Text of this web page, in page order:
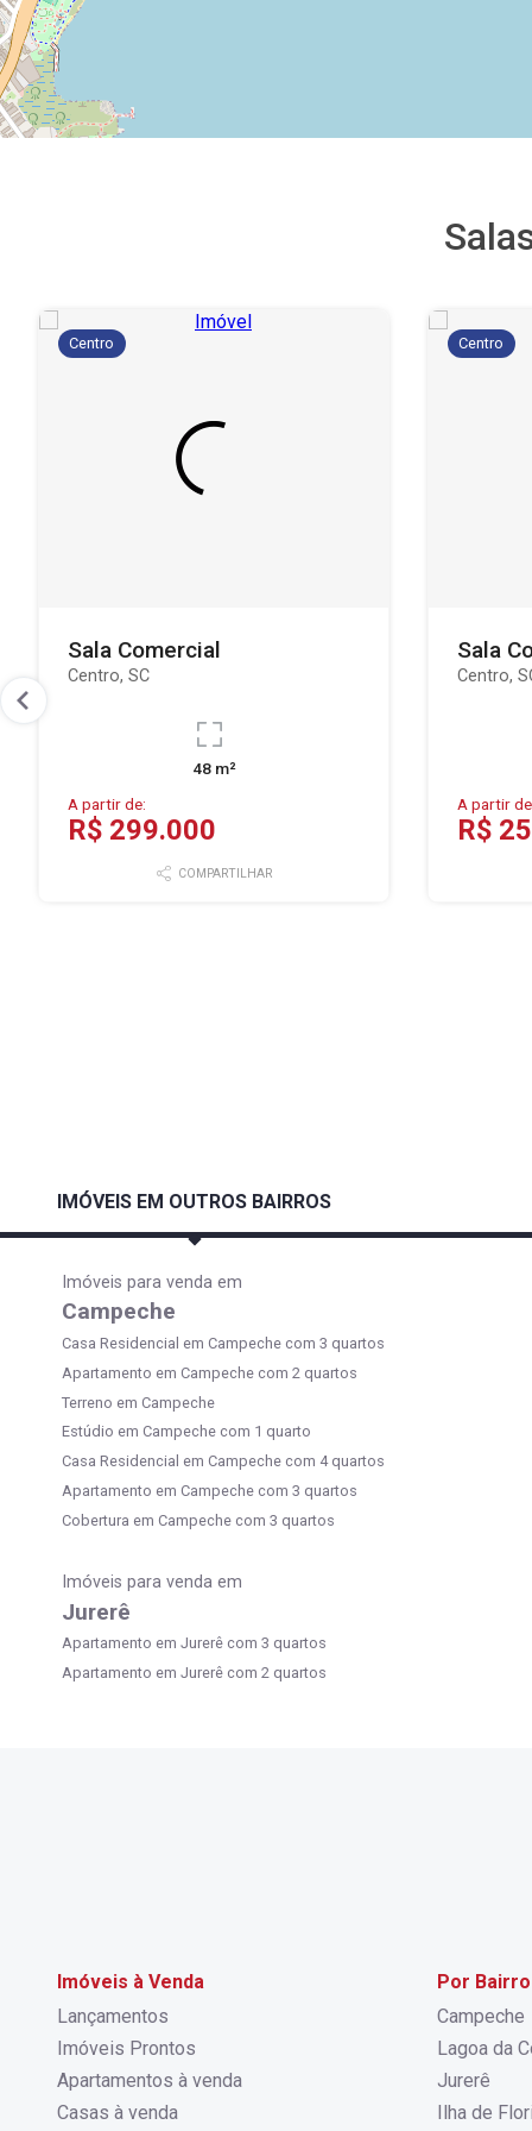
Centro
Sala Comercial
Centro, SC
48 m²
A partir de:
R$ 299.000
COMPARTILHAR
Centro
Sala
Centro,
A partir
R$
IMÓVEIS EM OUTROS BAIRROS
Imóveis para venda em
Campeche
Casa Residencial em Campeche com 3 quartos
Apartamento em Campeche com 2 quartos
Terreno em Campeche
Estúdio em Campeche com 1 quarto
Casa Residencial em Campeche com 4 quartos
Apartamento em Campeche com 3 quartos
Cobertura em Campeche com 3 quartos
Imóveis para venda em
Jurerê
Apartamento em Jurerê com 3 quartos
Apartamento em Jurerê com 2 quartos
Imóveis à Venda
Lançamentos
Imóveis Prontos
Apartamentos à venda
Casas à venda
Por
Campeche
Lagoa da
Jurerê
Ilha de